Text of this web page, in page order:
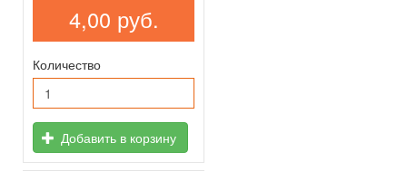
4,00 руб.
Количество
Добавить в корзину